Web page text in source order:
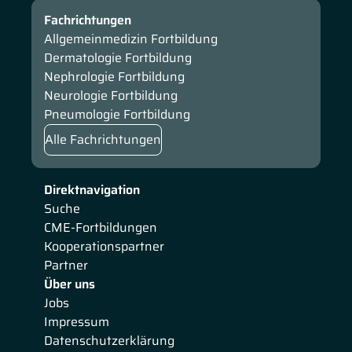
auf die TAVR-CMR-Studie und erklärt das Studiendesign
sowie den Studienablauf.
Direktnavigation
Suche
CME-Fortbildungen
Kooperationspartner
Partner
Über uns
Jobs
Impressum
Datenschutzerklärung
Fachrichtungen
Allgemeinmedizin Fortbildung
Dermatologie Fortbildung
Nephrologie Fortbildung
Neurologie Fortbildung
Pneumologie Fortbildung
Alle Fachrichtungen